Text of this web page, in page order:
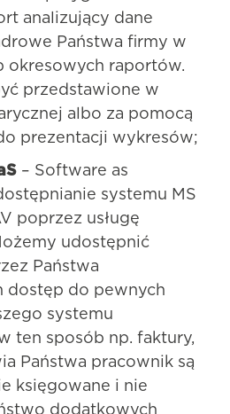
analizujący dane
Państwa firmy w
okresowych raportów.
przedstawione w
albo za pomocą
prezentacji wykresów;
– Software as
systemu MS
poprzez usługę
udostępnić
Państwa
dostęp do pewnych
systemu
ten sposób np. faktury,
Państwa pracownik są
księgowane i nie
dodatkowych